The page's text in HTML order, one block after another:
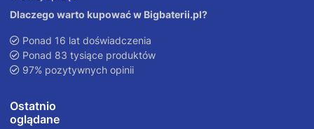
Dlaczego warto kupować w Bigbaterii.pl?
Ponad 16 lat doświadczenia
Ponad 83 tysiące produktów
97% pozytywnych opinii
Ostatnio
oglądane